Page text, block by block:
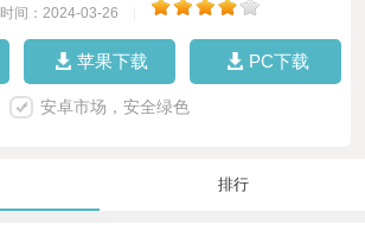
时间：2024-03-26
苹果下载 PC下载
安卓市场，安全绿色
排行